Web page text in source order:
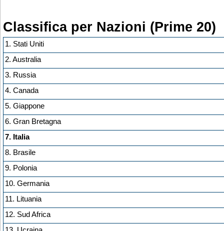
Classifica per Nazioni (Prime 20)
1. Stati Uniti
2. Australia
3. Russia
4. Canada
5. Giappone
6. Gran Bretagna
7. Italia
8. Brasile
9. Polonia
10. Germania
11. Lituania
12. Sud Africa